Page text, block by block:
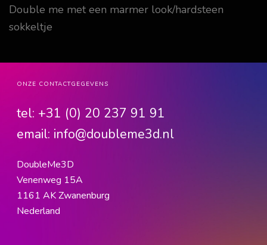
Double me met een marmer look/hardsteen
sokkeltje
ONZE CONTACTGEGEVENS
tel: +31 (0) 20 237 91 91
email: info@doubleme3d.nl
DoubleMe3D
Venenweg 15A
1161 AK Zwanenburg
Nederland